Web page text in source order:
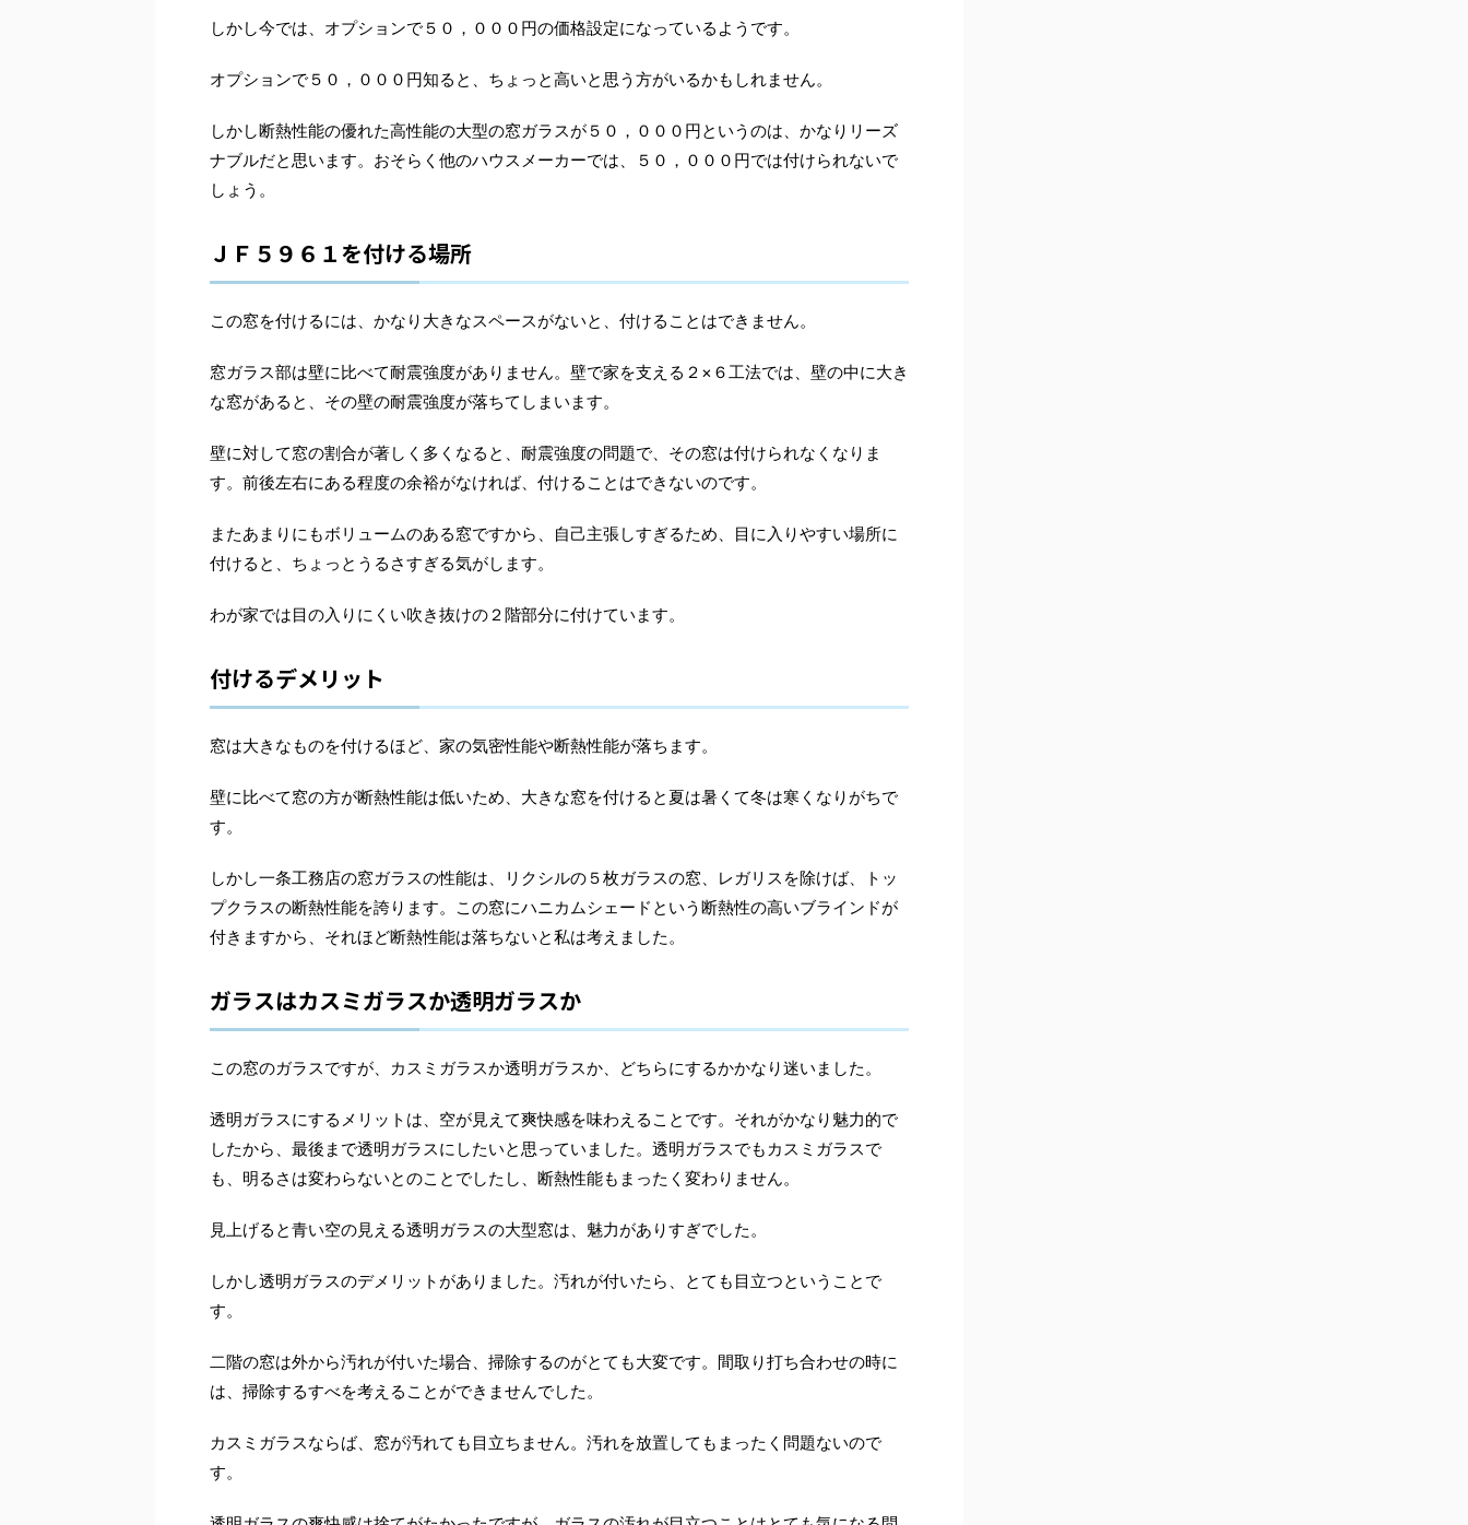
しかし今では、オプションで５０，０００円の価格設定になっているようです。
オプションで５０，０００円知ると、ちょっと高いと思う方がいるかもしれません。
しかし断熱性能の優れた高性能の大型の窓ガラスが５０，０００円というのは、かなりリーズ
ナブルだと思います。おそらく他のハウスメーカーでは、５０，０００円では付けられないで
しょう。
ＪＦ５９６１を付ける場所
この窓を付けるには、かなり大きなスペースがないと、付けることはできません。
窓ガラス部は壁に比べて耐震強度がありません。壁で家を支える２×６工法では、壁の中に大き
な窓があると、その壁の耐震強度が落ちてしまいます。
壁に対して窓の割合が著しく多くなると、耐震強度の問題で、その窓は付けられなくなりま
す。前後左右にある程度の余裕がなければ、付けることはできないのです。
またあまりにもボリュームのある窓ですから、自己主張しすぎるため、目に入りやすい場所に
付けると、ちょっとうるさすぎる気がします。
わが家では目の入りにくい吹き抜けの２階部分に付けています。
付けるデメリット
窓は大きなものを付けるほど、家の気密性能や断熱性能が落ちます。
壁に比べて窓の方が断熱性能は低いため、大きな窓を付けると夏は暑くて冬は寒くなりがちで
す。
しかし一条工務店の窓ガラスの性能は、リクシルの５枚ガラスの窓、レガリスを除けば、トッ
プクラスの断熱性能を誇ります。この窓にハニカムシェードという断熱性の高いブラインドが
付きますから、それほど断熱性能は落ちないと私は考えました。
ガラスはカスミガラスか透明ガラスか
この窓のガラスですが、カスミガラスか透明ガラスか、どちらにするかかなり迷いました。
透明ガラスにするメリットは、空が見えて爽快感を味わえることです。それがかなり魅力的で
したから、最後まで透明ガラスにしたいと思っていました。透明ガラスでもカスミガラスで
も、明るさは変わらないとのことでしたし、断熱性能もまったく変わりません。
見上げると青い空の見える透明ガラスの大型窓は、魅力がありすぎでした。
しかし透明ガラスのデメリットがありました。汚れが付いたら、とても目立つということで
す。
二階の窓は外から汚れが付いた場合、掃除するのがとても大変です。間取り打ち合わせの時に
は、掃除するすべを考えることができませんでした。
カスミガラスならば、窓が汚れても目立ちません。汚れを放置してもまったく問題ないので
す。